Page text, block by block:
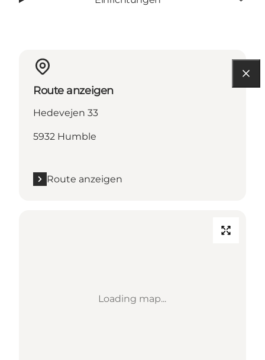
Route anzeigen
Hedevejen 33
5932 Humble
Route anzeigen
Loading map...